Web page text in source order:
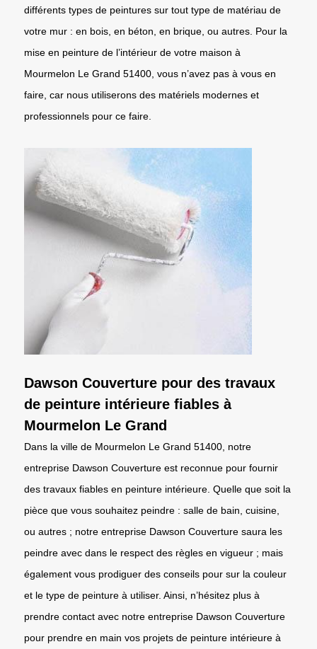
différents types de peintures sur tout type de matériau de
votre mur : en bois, en béton, en brique, ou autres. Pour la
mise en peinture de l’intérieur de votre maison à
Mourmelon Le Grand 51400, vous n’avez pas à vous en
faire, car nous utiliserons des matériels modernes et
professionnels pour ce faire.
Dawson Couverture pour des travaux
de peinture intérieure fiables à
Mourmelon Le Grand
Dans la ville de Mourmelon Le Grand 51400, notre
entreprise Dawson Couverture est reconnue pour fournir
des travaux fiables en peinture intérieure. Quelle que soit la
pièce que vous souhaitez peindre : salle de bain, cuisine,
ou autres ; notre entreprise Dawson Couverture saura les
peindre avec dans le respect des règles en vigueur ; mais
également vous prodiguer des conseils pour sur la couleur
et le type de peinture à utiliser. Ainsi, n’hésitez plus à
prendre contact avec notre entreprise Dawson Couverture
pour prendre en main vos projets de peinture intérieure à